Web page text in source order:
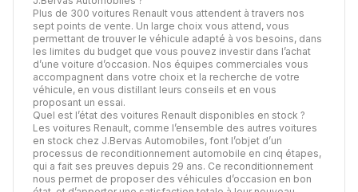
Plus de 300 voitures Renault vous attendent à travers nos
sept points de vente. Un large choix vous attend, vous
permettant de trouver le véhicule adapté à vos besoins, dans
les limites du budget que vous pouvez investir dans l’achat
d’une voiture d’occasion. Nos équipes commerciales vous
accompagnent dans votre choix et la recherche de votre
véhicule, en vous distillant leurs conseils et en vous
proposant un essai.
Quel est l’état des voitures Renault disponibles en stock ?
Les voitures Renault, comme l’ensemble des autres voitures
en stock chez J.Bervas Automobiles, font l’objet d’un
processus de reconditionnement automobile en cinq étapes,
qui a fait ses preuves depuis 29 ans. Ce reconditionnement
nous permet de proposer des véhicules d’occasion en bon